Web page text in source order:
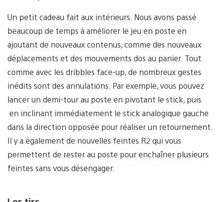
Un petit cadeau fait aux intérieurs. Nous avons passé
beaucoup de temps à améliorer le jeu en poste en
ajoutant de nouveaux contenus, comme des nouveaux
déplacements et des mouvements dos au panier. Tout
comme avec les dribbles face-up, de nombreux gestes
inédits sont des annulations. Par exemple, vous pouvez
lancer un demi-tour au poste en pivotant le stick, puis
en inclinant immédiatement le stick analogique gauche
dans la direction opposée pour réaliser un retournement.
Il y a également de nouvelles feintes R2 qui vous
permettent de rester au poste pour enchaîner plusieurs
feintes sans vous désengager.